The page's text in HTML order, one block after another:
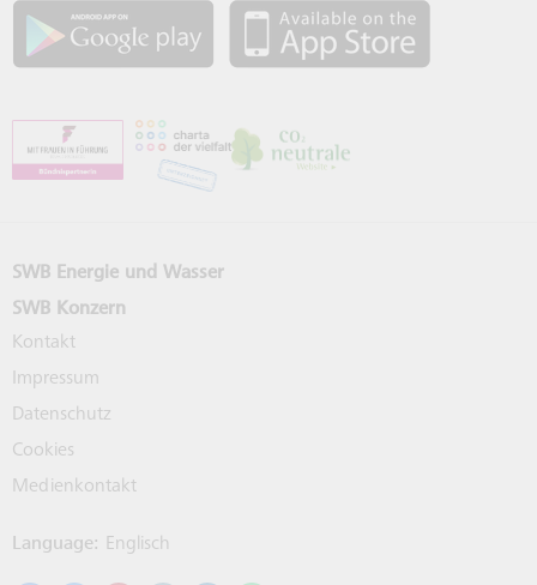
SWB App bei Google Play laden
SWB Energie und Wasser
SWB Konzern
Kontakt
Impressum
Datenschutz
Cookies
Medienkontakt
Language: Englisch